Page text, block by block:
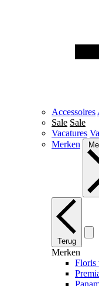
Accessoires
Sale Sale
Vacatures
Merken
Terug
Merken
Floris